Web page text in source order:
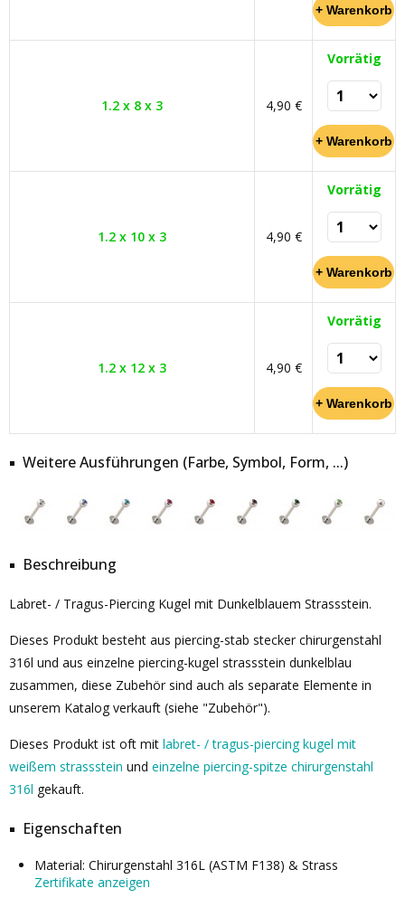
1.2 x 8 x 3 4,90 €
Vorrätig
1.2 x 10 x 3 4,90 €
Vorrätig
1.2 x 12 x 3 4,90 €
Vorrätig
Weitere Ausführungen (Farbe, Symbol, Form, ...)
Beschreibung
Labret- / Tragus-Piercing Kugel mit Dunkelblauem Strassstein.
Dieses Produkt besteht aus piercing-stab stecker chirurgenstahl
316l und aus einzelne piercing-kugel strassstein dunkelblau
zusammen, diese Zubehör sind auch als separate Elemente in
unserem Katalog verkauft (siehe "Zubehör").
Dieses Produkt ist oft mit labret- / tragus-piercing kugel mit
weißem strassstein und einzelne piercing-spitze chirurgenstahl
316l gekauft.
Eigenschaften
Material: Chirurgenstahl 316L (ASTM F138) & Strass
Zertifikate anzeigen